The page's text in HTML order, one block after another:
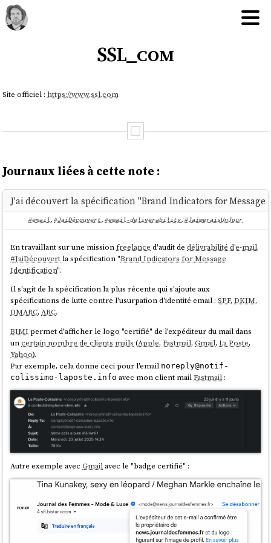
SSL_com
Site officiel : https://www.ssl.com
Journaux liées à cette note :
J'ai découvert la spécification "Brand Indicators for
#email, #JaiDécouvert, #email-deliverability, #JaimeraisUnJour
En travaillant sur une missionfreelance d'audit dedélivrabilité d'e-mail,
#JaiDécouvertla spécification "Brand Indicators for Message
Identification".
Il s'agit de la spécification la plus récente qui s'ajoute aux
spécifications de lutte contre l'usurpation d'identité email :SPF,DKIM,
DMARC,ARC.
BIMI permet d'afficher le logo "certifié" de l'expéditeur du mail dans
uncertain nombre de clients mails (Apple,Fastmail,Gmail,La Poste,
Yahoo).
Par exemple, cela donne ceci pour l'email noreply@notif-
colissimo-laposte.info avec mon client mailFastmail :
Autre exemple avecGmailavec le "badge certifié" :